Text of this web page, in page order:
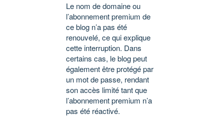
Le nom de domaine ou
l’abonnement premium de
ce blog n’a pas été
renouvelé, ce qui explique
cette interruption. Dans
certains cas, le blog peut
également être protégé par
un mot de passe, rendant
son accès limité tant que
l’abonnement premium n’a
pas été réactivé.